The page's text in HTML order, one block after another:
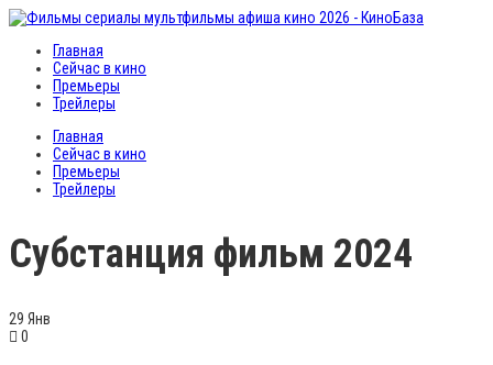
Главная
Сейчас в кино
Премьеры
Трейлеры
Главная
Сейчас в кино
Премьеры
Трейлеры
Субстанция фильм 2024
29 Янв
0